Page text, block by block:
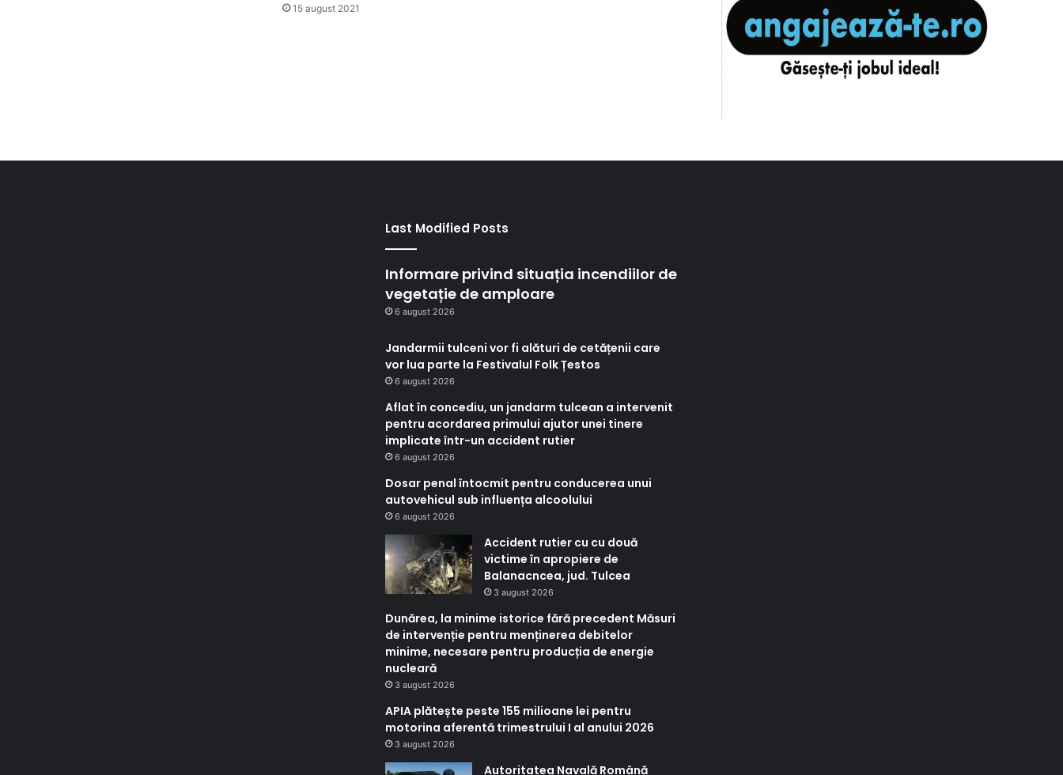
15 august 2021
Last Modified Posts
Informare privind situația incendiilor de
vegetație de amploare
6 august 2026
Jandarmii tulceni vor fi alături de cetățenii care
vor lua parte la Festivalul Folk Țestos
6 august 2026
Aflat în concediu, un jandarm tulcean a intervenit
pentru acordarea primului ajutor unei tinere
implicate într-un accident rutier
6 august 2026
Dosar penal întocmit pentru conducerea unui
autovehicul sub influența alcoolului
6 august 2026
Accident rutier cu cu două
victime în apropiere de
Balanacncea, jud. Tulcea
3 august 2026
Dunărea, la minime istorice fără precedent Măsuri
de intervenție pentru menținerea debitelor
minime, necesare pentru producția de energie
nucleară
3 august 2026
APIA plătește peste 155 milioane lei pentru
motorina aferentă trimestrului I al anului 2026
3 august 2026
Autoritatea Navală Română